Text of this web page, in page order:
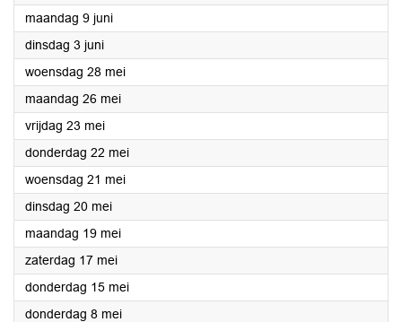
maandag 9 juni2025
dinsdag 3 juni2025
woensdag 28 mei2025
maandag 26 mei2025
vrijdag 23 mei2025
donderdag 22 mei2025
woensdag 21 mei2025
dinsdag 20 mei2025
maandag 19 mei2025
zaterdag 17 mei2025
donderdag 15 mei2025
donderdag 8 mei2025